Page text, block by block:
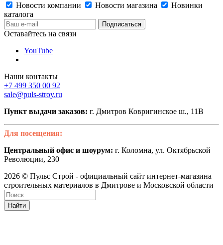
Новости компании
Новости магазина
Новинки
каталога
Оставайтесь на связи
YouTube
Наши контакты
+7 499 350 00 92
sale@puls-stroy.ru
Пункт выдачи заказов: г. Дмитров Ковригинское ш., 11В
Для посещения:
Центральный офис и шоурум: г. Коломна, ул. Октябрьской
Революции, 230
2026 © Пульс Строй - официальный сайт интернет-магазина
строительных материалов в Дмитрове и Московской области
Найти